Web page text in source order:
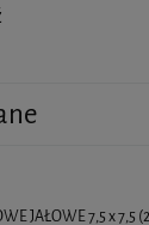
JAŁOWE 7,5 x 7,5